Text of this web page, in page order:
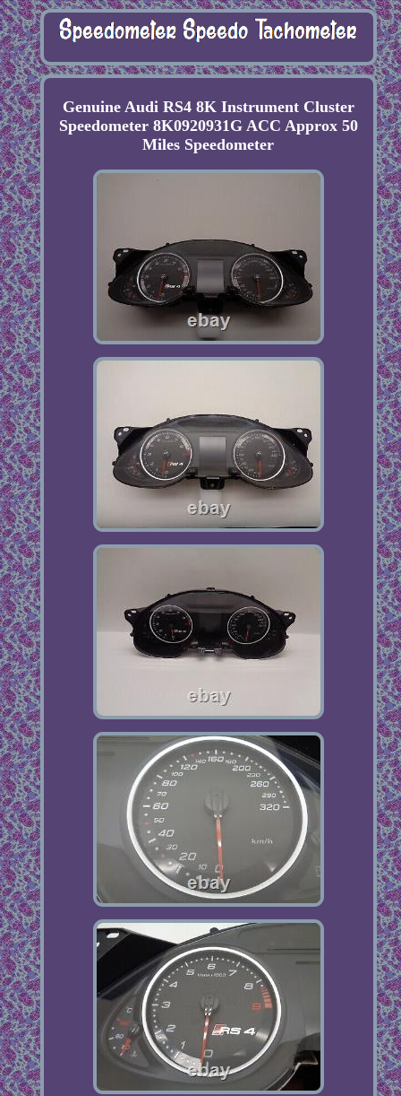
Genuine Audi RS4 8K Instrument Cluster
Speedometer 8K0920931G ACC Approx 50
Miles Speedometer